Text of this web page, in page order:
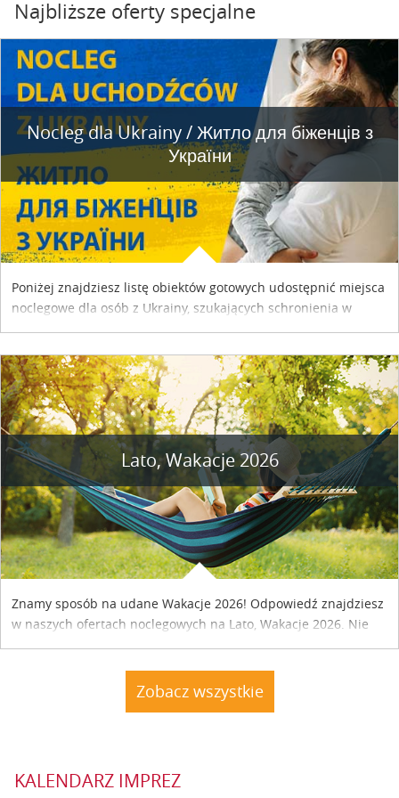
Najbliższe oferty specjalne
Nocleg dla Ukrainy / Житло для бiженцiв з
України
Poniżej znajdziesz listę obiektów gotowych udostępnić miejsca
noclegowe dla osób z Ukrainy, szukających schronienia w
Lato, Wakacje 2026
Znamy sposób na udane Wakacje 2026! Odpowiedź znajdziesz
w naszych ofertach noclegowych na Lato, Wakacje 2026. Nie
zwlekaj atrakcyjne noclegi czekają...
Zobacz wszystkie
KALENDARZ IMPREZ